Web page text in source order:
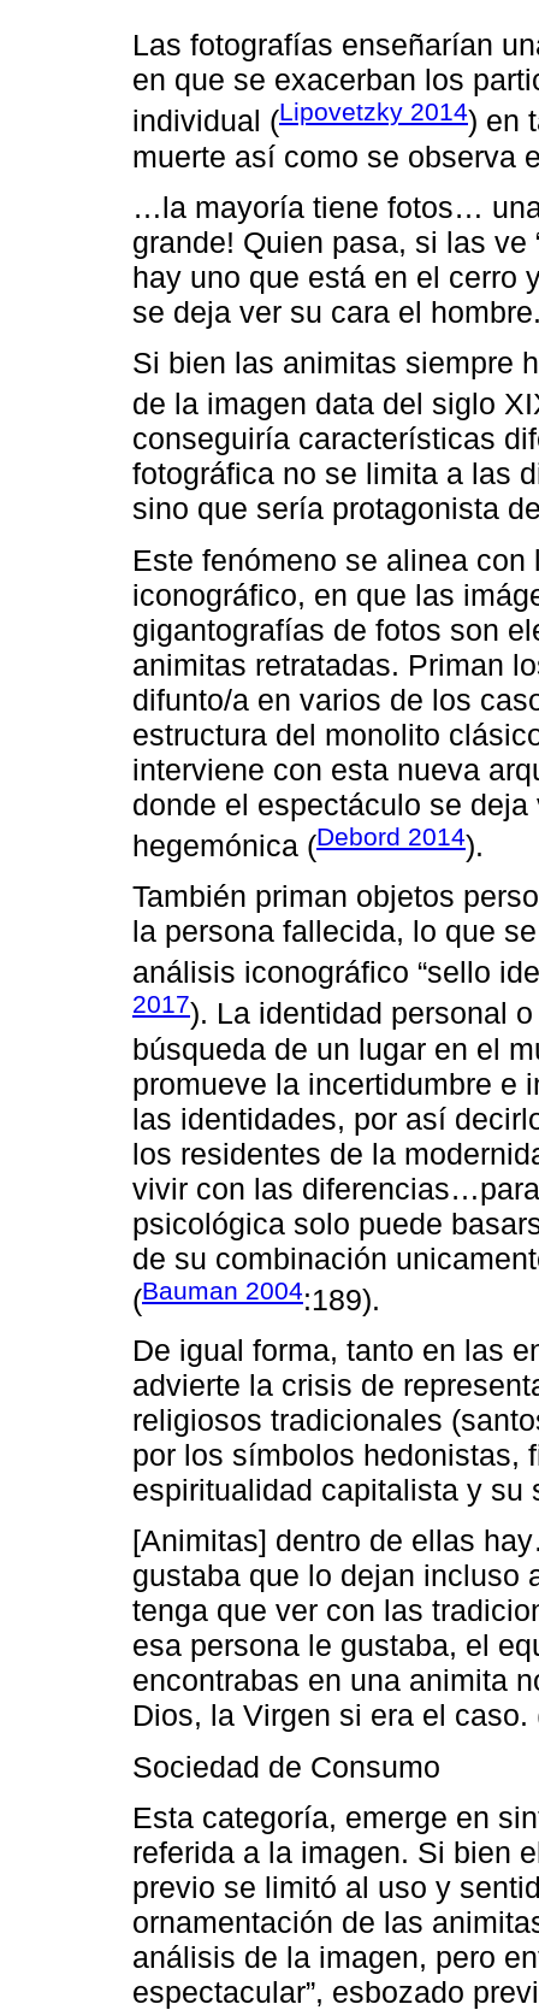
Las fotografías enseñarían
en que se exacerban los
individual (Lipovetzky 2014) en
muerte así como se observa
…la mayoría tiene fotos…
grande! Quien pasa, si las
hay uno que está en el cerro
se deja ver su cara el
Si bien las animitas siempre
de la imagen data del siglo
conseguiría características
fotográfica no se limita a las
sino que sería protagonista
Este fenómeno se alinea
iconográfico, en que las
gigantografías de fotos son
animitas retratadas. Priman
difunto/a en varios de los
estructura del monolito
interviene con esta nueva
donde el espectáculo se
hegemónica (Debord 2014).
También priman objetos
la persona fallecida, lo que
análisis iconográfico “sello
2017). La identidad personal
búsqueda de un lugar en el
promueve la incertidumbre e
las identidades, por así
los residentes de la
vivir con las
psicológica solo puede
de su combinación
(Bauman 2004:189).
De igual forma, tanto en las
advierte la crisis de
religiosos tradicionales
por los símbolos hedonistas,
espiritualidad capitalista y
[Animitas] dentro de ellas
gustaba que lo dejan
tenga que ver con las
esa persona le gustaba, el
encontrabas en una animita
Dios, la Virgen si era el caso.
Sociedad de Consumo
Esta categoría, emerge en
referida a la imagen. Si bien
previo se limitó al uso y
ornamentación de las
análisis de la imagen, pero
espectacular”, esbozado